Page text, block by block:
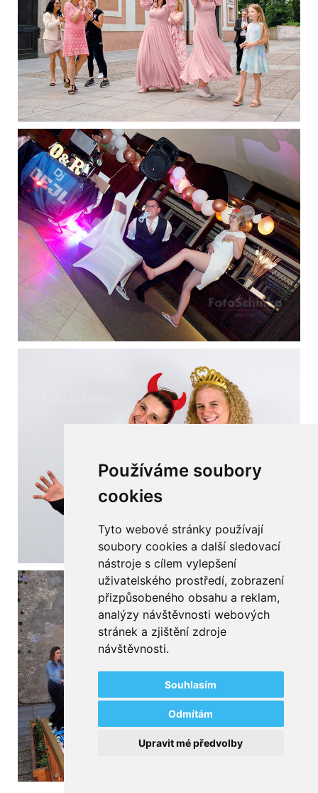
Používáme soubory
cookies
Tyto webové stránky používají
soubory cookies a další sledovací
nástroje s cílem vylepšení
uživatelského prostředí, zobrazení
přizpůsobeného obsahu a reklam,
analýzy návštěvnosti webových
stránek a zjištění zdroje
návštěvnosti.
Souhlasím
Odmítám
Upravit mé předvolby